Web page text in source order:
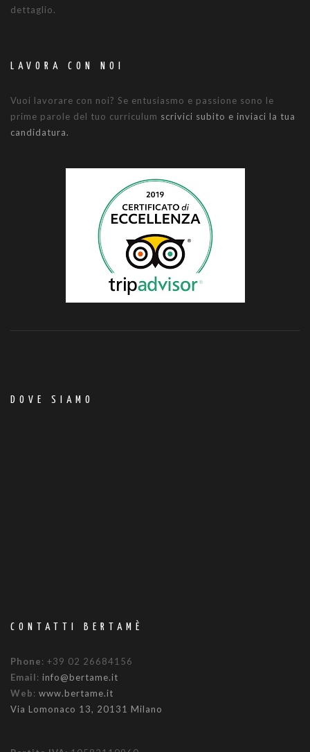
dettaglio.
LAVORA CON NOI
Vuoi lavorare con noi? Se entusiasmo e passione sono le
prime parole del tuo curriculum scrivici subito e inviaci la tua
candidatura.
DOVE SIAMO
CONTATTI BERTAMÈ
Phone: +39 02 26684156
Email: info@bertame.it
Web: www.bertame.it
Via Lomonaco 13, 20131 Milano